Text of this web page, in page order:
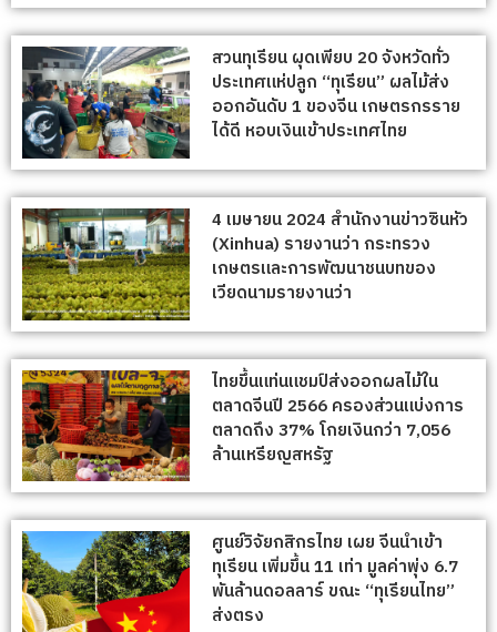
สวนทุเรียน ผุดเพียบ 20 จังหวัดทั่ว
ประเทศแห่ปลูก “ทุเรียน” ผลไม้ส่ง
ออกอันดับ 1 ของจีน เกษตรกรราย
ได้ดี หอบเงินเข้าประเทศไทย
4 เมษายน 2024 สำนักงานข่าวซินหัว
(Xinhua) รายงานว่า กระทรวง
เกษตรและการพัฒนาชนบทของ
เวียดนามรายงานว่า
ไทยขึ้นแท่นแชมป์ส่งออกผลไม้ใน
ตลาดจีนปี 2566 ครองส่วนแบ่งการ
ตลาดถึง 37% โกยเงินกว่า 7,056
ล้านเหรียญสหรัฐ
ศูนย์วิจัยกสิกรไทย เผย จีนนำเข้า
ทุเรียน เพิ่มขึ้น 11 เท่า มูลค่าพุ่ง 6.7
พันล้านดอลลาร์ ขณะ “ทุเรียนไทย”
ส่งตรง